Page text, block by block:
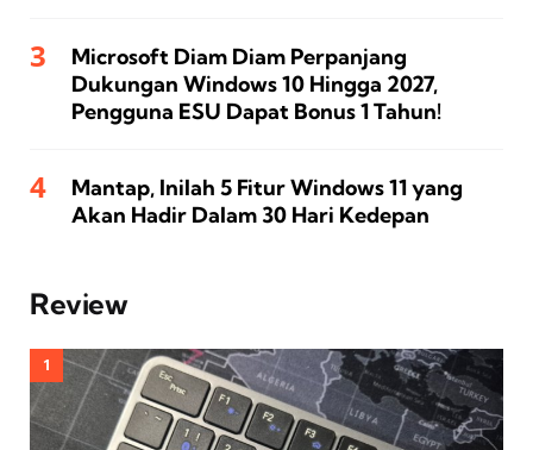
Microsoft Diam Diam Perpanjang
Dukungan Windows 10 Hingga 2027,
Pengguna ESU Dapat Bonus 1 Tahun!
Mantap, Inilah 5 Fitur Windows 11 yang
Akan Hadir Dalam 30 Hari Kedepan
Review